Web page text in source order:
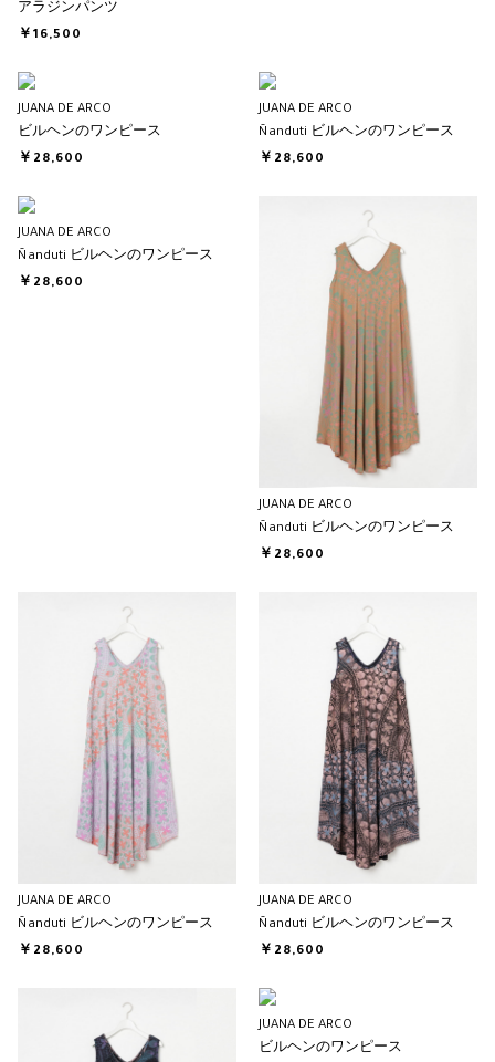
アラジンパンツ
￥16,500
JUANA DE ARCO
ビルヘンのワンピース
￥28,600
JUANA DE ARCO
Ñanduti ビルヘンのワンピース
￥28,600
JUANA DE ARCO
Ñanduti ビルヘンのワンピース
￥28,600
JUANA DE ARCO
Ñanduti ビルヘンのワンピース
￥28,600
JUANA DE ARCO
Ñanduti ビルヘンのワンピース
￥28,600
JUANA DE ARCO
Ñanduti ビルヘンのワンピース
￥28,600
JUANA DE ARCO
ビルヘンのワンピース